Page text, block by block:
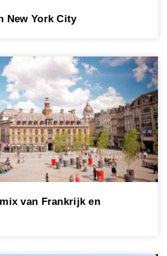
New York City
van Frankrijk en